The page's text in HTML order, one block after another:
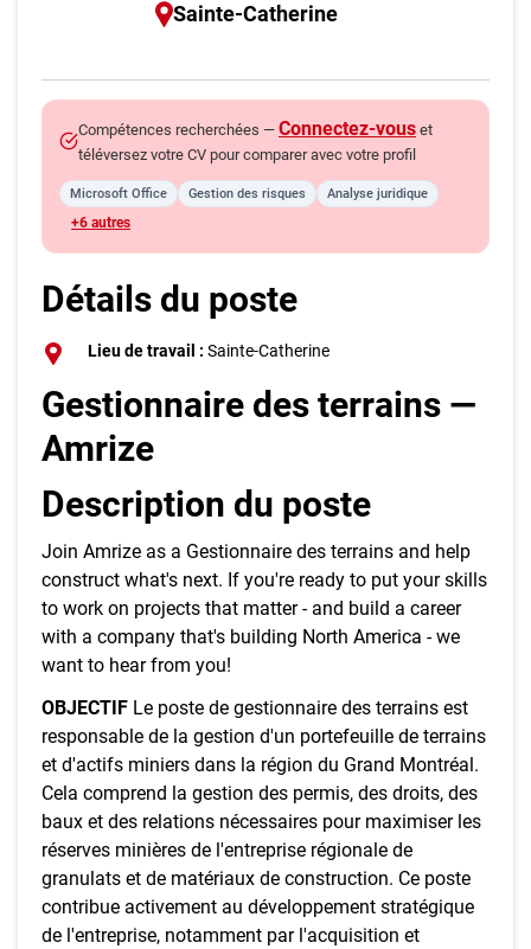
Sainte-Catherine
Compétences recherchées — Connectez-vous et
téléversez votre CV pour comparer avec votre profil
Microsoft Office Gestion des risques Analyse juridique
+6 autres
Détails du poste
Lieu de travail : Sainte-Catherine
Gestionnaire des terrains —
Amrize
Description du poste
Join Amrize as a Gestionnaire des terrains and help
construct what's next. If you're ready to put your skills
to work on projects that matter - and build a career
with a company that's building North America - we
want to hear from you!
OBJECTIF Le poste de gestionnaire des terrains est
responsable de la gestion d'un portefeuille de terrains
et d'actifs miniers dans la région du Grand Montréal.
Cela comprend la gestion des permis, des droits, des
baux et des relations nécessaires pour maximiser les
réserves minières de l'entreprise régionale de
granulats et de matériaux de construction. Ce poste
contribue activement au développement stratégique
de l'entreprise, notamment par l'acquisition et